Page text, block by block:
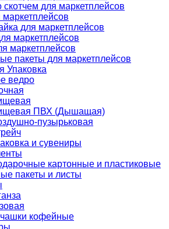
скотчем для маркетплейсов
маркетплейсов
для маркетплейсов
маркетплейсов
маркетплейсов
пакеты для маркетплейсов
Упаковка
ведро
ПВХ (Дышащая)
пузырьковая
и сувениры
картонные и пластиковые
пакеты и листы
кофейные